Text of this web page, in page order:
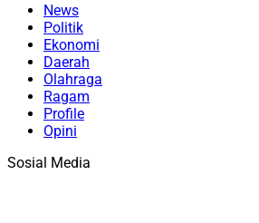
News
Politik
Ekonomi
Daerah
Olahraga
Ragam
Profile
Opini
Sosial Media